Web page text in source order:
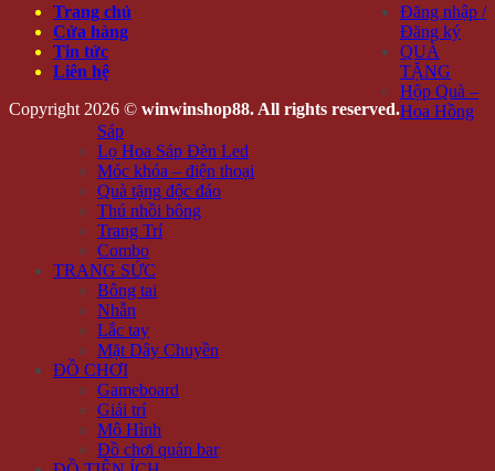
Trang chủ
Cửa hàng
Tin tức
Liên hệ
Copyright 2026 © winwinshop88. All rights reserved.
Đăng nhập /
Đăng ký
QUÀ
TẶNG
Hộp Quà –
Hoa Hồng
Sáp
Lọ Hoa Sáp Đèn Led
Móc khóa – điện thoại
Quà tặng độc đáo
Thú nhồi bông
Trang Trí
Combo
TRANG SỨC
Bông tai
Nhẫn
Lắc tay
Mặt Dây Chuyền
ĐỒ CHƠI
Gameboard
Giải trí
Mô Hình
Đồ chơi quán bar